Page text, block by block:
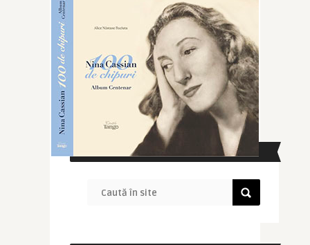
CAUTĂ ÎN SITE